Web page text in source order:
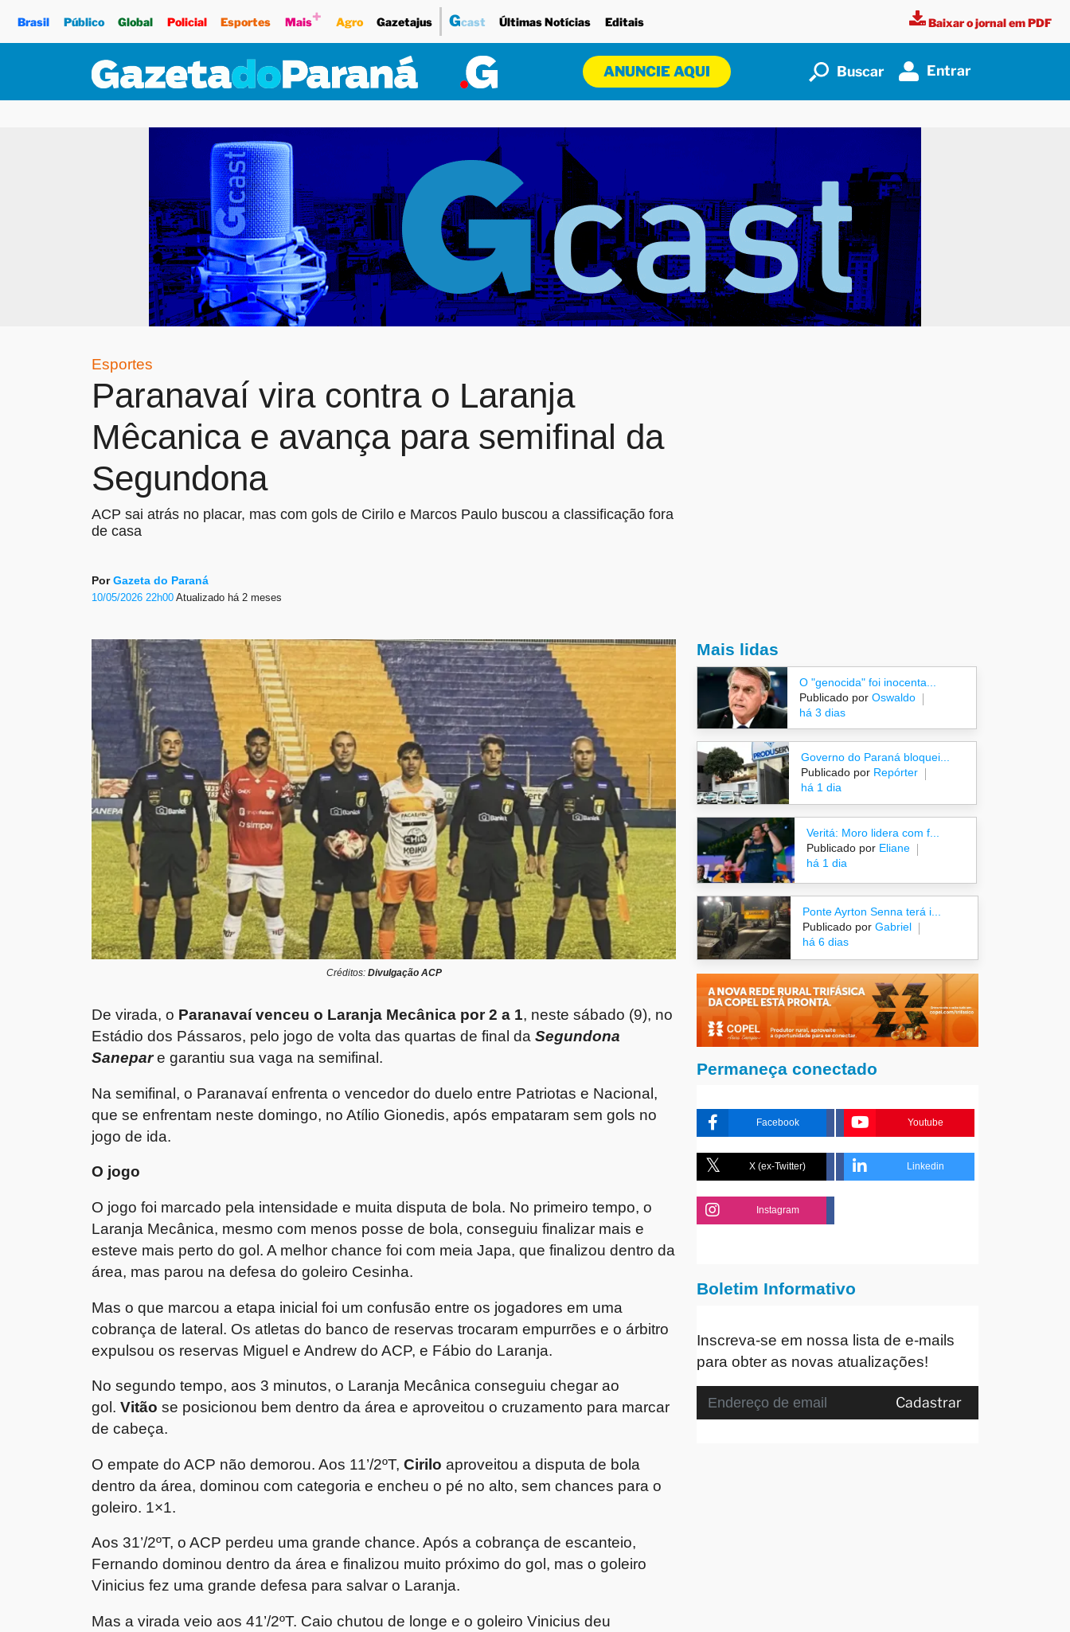
Brasil Público Global Policial Esportes Mais+ Agro Gazetajus Gcast Últimas Notícias Editais Baixar o jornal em PDF
ANUNCIE AQUI Buscar Entrar
Esportes
Paranavaí vira contra o Laranja
Mêcanica e avança para semifinal da
Segundona
ACP sai atrás no placar, mas com gols de Cirilo e Marcos Paulo buscou a classificação fora
de casa
PorGazeta do Paraná
10/05/2026 22h00Atualizado há 2 meses
Créditos: Divulgação ACP
De virada, o Paranavaí venceu o Laranja Mecânica por 2 a 1, neste sábado (9), no
Estádio dos Pássaros, pelo jogo de volta das quartas de final daSegundona
Sanepare garantiu sua vaga na semifinal.
Na semifinal, o Paranavaí enfrenta o vencedor do duelo entre Patriotas e Nacional,
que se enfrentam neste domingo, no Atílio Gionedis, após empataram sem gols no
jogo de ida.
O jogo
O jogo foi marcado pela intensidade e muita disputa de bola. No primeiro tempo, o
Laranja Mecânica, mesmo com menos posse de bola, conseguiu finalizar mais e
esteve mais perto do gol. A melhor chance foi com meia Japa, que finalizou dentro da
área, mas parou na defesa do goleiro Cesinha.
Mas o que marcou a etapa inicial foi um confusão entre os jogadores em uma
cobrança de lateral. Os atletas do banco de reservas trocaram empurrões e o árbitro
expulsou os reservas Miguel e Andrew do ACP, e Fábio do Laranja.
No segundo tempo, aos 3 minutos, o Laranja Mecânica conseguiu chegar ao
gol.Vitão se posicionou bem dentro da área e aproveitou o cruzamento para marcar
de cabeça.
O empate do ACP não demorou. Aos 11’/2ºT,Cirilo aproveitou a disputa de bola
dentro da área, dominou com categoria e encheu o pé no alto, sem chances para o
goleiro. 1×1.
Aos 31’/2ºT, o ACP perdeu uma grande chance. Após a cobrança de escanteio,
Fernando dominou dentro da área e finalizou muito próximo do gol, mas o goleiro
Vinicius fez uma grande defesa para salvar o Laranja.
Mas a virada veio aos 41’/2ºT. Caio chutou de longe e o goleiro Vinicius deu
Mais lidas
O "genocida" foi inocenta...
Publicado por Oswaldo
há 3 dias
Governo do Paraná bloquei...
Publicado por Repórter
há 1 dia
Veritá: Moro lidera com f...
Publicado porEliane
há 1 dia
Ponte Ayrton Senna terá i...
Publicado por Gabriel
há 6 dias
Permaneça conectado
Facebook Youtube
X (ex-Twitter) Linkedin
Instagram
Boletim Informativo
Inscreva-se em nossa lista de e-mails
para obter as novas atualizações!
Cadastrar